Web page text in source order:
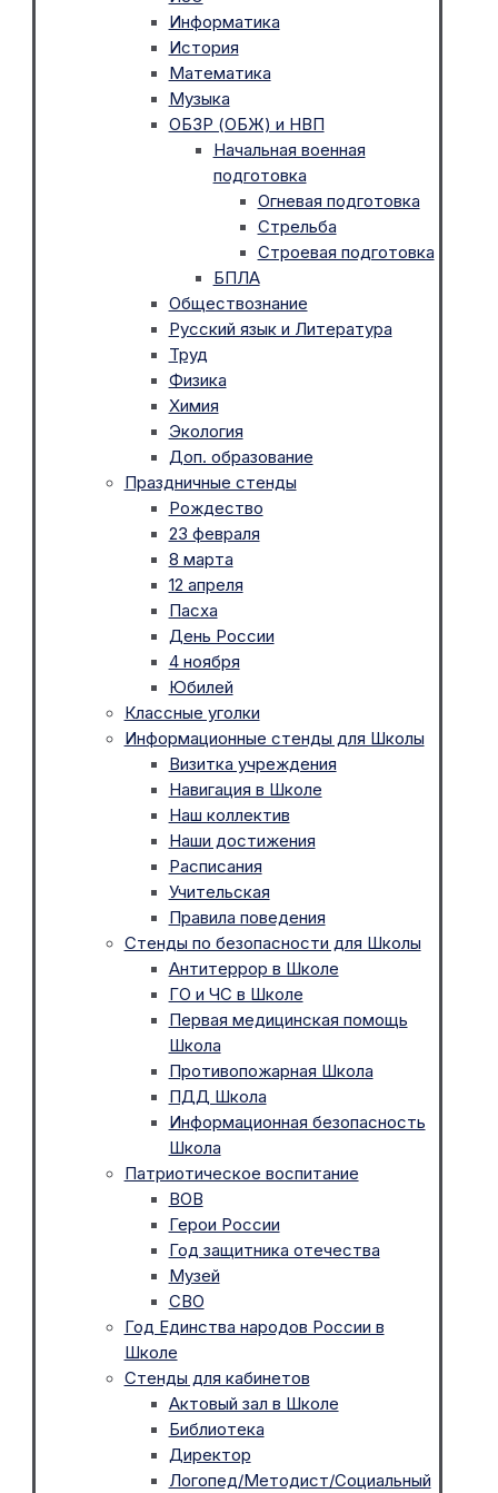
Информатика
История
Математика
Музыка
ОБЗР (ОБЖ) и НВП
Начальная военная
подготовка
Огневая подготовка
Стрельба
Строевая подготовка
БПЛА
Обществознание
Русский язык и Литература
Труд
Физика
Химия
Экология
Доп. образование
Праздничные стенды
Рождество
23 февраля
8 марта
12 апреля
Пасха
День России
4 ноября
Юбилей
Классные уголки
Информационные стенды для Школы
Визитка учреждения
Навигация в Школе
Наш коллектив
Наши достижения
Расписания
Учительская
Правила поведения
Стенды по безопасности для Школы
Антитеррор в Школе
ГО и ЧС в Школе
Первая медицинская помощь
Школа
Противопожарная Школа
ПДД Школа
Информационная безопасность
Школа
Патриотическое воспитание
ВОВ
Герои России
Год защитника отечества
Музей
СВО
Год Единства народов России в
Школе
Стенды для кабинетов
Актовый зал в Школе
Библиотека
Директор
Логопед/Методист/Социальный